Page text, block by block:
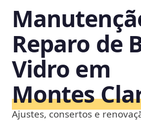
Reparo de
Vidro em
Montes
Ajustes, consertos e